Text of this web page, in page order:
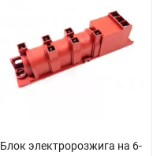
Блок электророзжига на 6-